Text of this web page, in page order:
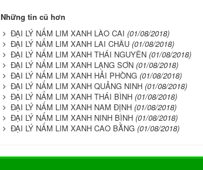
Những tin cũ hơn
ĐẠI LÝ NẤM LIM XANH LÀO CAI (01/08/2018)
ĐẠI LÝ NẤM LIM XANH LAI CHÂU (01/08/2018)
ĐẠI LÝ NẤM LIM XANH THÁI NGUYÊN (01/08/2018)
ĐẠI LÝ NẤM LIM XANH LẠNG SƠN (01/08/2018)
ĐẠI LÝ NẤM LIM XANH HẢI PHÒNG (01/08/2018)
ĐẠI LÝ NẤM LIM XANH QUẢNG NINH (01/08/2018)
ĐẠI LÝ NẤM LIM XANH THÁI BÌNH (01/08/2018)
ĐẠI LÝ NẤM LIM XANH NAM ĐỊNH (01/08/2018)
ĐẠI LÝ NẤM LIM XANH NINH BÌNH (01/08/2018)
ĐẠI LÝ NẤM LIM XANH CAO BẰNG (01/08/2018)